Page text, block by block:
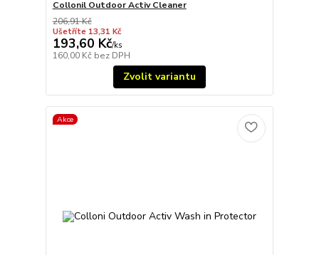
Collonil Outdoor Activ Cleaner
206,91 Kč
Ušetříte 13,31 Kč
193,60 Kč/ks
160,00 Kč bez DPH
Zvolit variantu
Akce